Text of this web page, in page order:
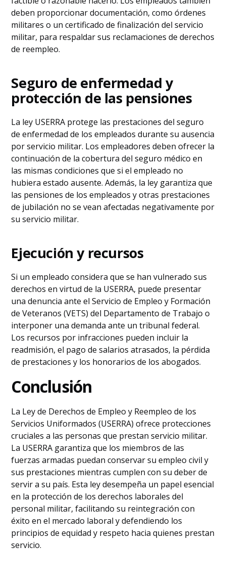
deben proporcionar documentación, como órdenes
militares o un certificado de finalización del servicio
militar, para respaldar sus reclamaciones de derechos
de reempleo.
Seguro de enfermedad y
protección de las pensiones
La ley USERRA protege las prestaciones del seguro
de enfermedad de los empleados durante su ausencia
por servicio militar. Los empleadores deben ofrecer la
continuación de la cobertura del seguro médico en
las mismas condiciones que si el empleado no
hubiera estado ausente. Además, la ley garantiza que
las pensiones de los empleados y otras prestaciones
de jubilación no se vean afectadas negativamente por
su servicio militar.
Ejecución y recursos
Si un empleado considera que se han vulnerado sus
derechos en virtud de la USERRA, puede presentar
una denuncia ante el Servicio de Empleo y Formación
de Veteranos (VETS) del Departamento de Trabajo o
interponer una demanda ante un tribunal federal.
Los recursos por infracciones pueden incluir la
readmisión, el pago de salarios atrasados, la pérdida
de prestaciones y los honorarios de los abogados.
Conclusión
La Ley de Derechos de Empleo y Reempleo de los
Servicios Uniformados (USERRA) ofrece protecciones
cruciales a las personas que prestan servicio militar.
La USERRA garantiza que los miembros de las
fuerzas armadas puedan conservar su empleo civil y
sus prestaciones mientras cumplen con su deber de
servir a su país. Esta ley desempeña un papel esencial
en la protección de los derechos laborales del
personal militar, facilitando su reintegración con
éxito en el mercado laboral y defendiendo los
principios de equidad y respeto hacia quienes prestan
servicio.